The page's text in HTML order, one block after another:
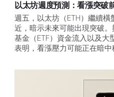
以太坊週度預測：看漲突破
週五，以太坊（ETH）繼續
近，暗示未來可能出現突破
基金（ETF）資金流入以及大
表明，看漲壓力可能正在暗中